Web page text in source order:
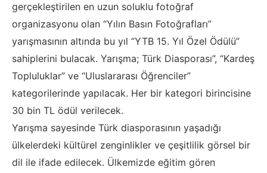
gerçekleştirilen en uzun soluklu fotoğraf
organizasyonu olan “Yılın Basın Fotoğrafları”
yarışmasının altında bu yıl “YTB 15. Yıl Özel Ödülü”
sahiplerini bulacak. Yarışma; Türk Diasporası”, “Kardeş
Topluluklar” ve “Uluslararası Öğrenciler”
kategorilerinde yapılacak. Her bir kategori birincisine
30 bin TL ödül verilecek.
Yarışma sayesinde Türk diasporasının yaşadığı
ülkelerdeki kültürel zenginlikler ve çeşitlilik görsel bir
dil ile ifade edilecek. Ülkemizde eğitim gören